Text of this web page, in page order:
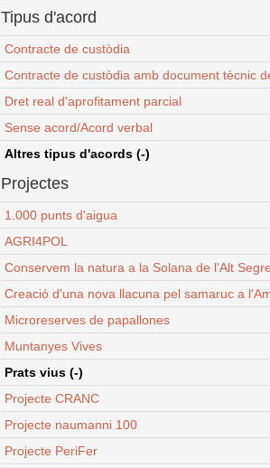
Tipus d'acord
Contracte de custòdia
Contracte de custòdia amb document tècnic
Dret real d'aprofitament parcial
Sense acord/Acord verbal
Altres tipus d'acords (-)
Projectes
1.000 punts d'aigua
AGRI4POL
Conservem la natura a la Solana de l'Alt
Creació d'una nova llacuna pel samaruc a
Microreserves de papallones
Muntanyes Vives
Prats vius (-)
Projecte CRANC
Projecte naumanni 100
Projecte PeriFer